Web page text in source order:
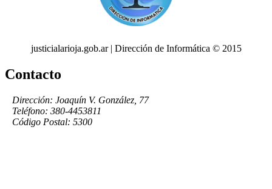
justicialarioja.gob.ar | Dirección de Informática © 2015
Contacto
Dirección: Joaquín V. González, 77
Teléfono: 380-4453811
Código Postal: 5300